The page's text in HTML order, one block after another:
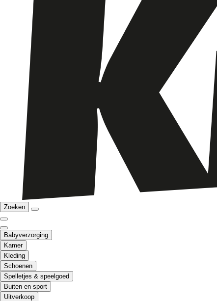
Zoeken
Babyverzorging
Kamer
Kleding
Schoenen
Spelletjes & speelgoed
Buiten en sport
Uitverkoop